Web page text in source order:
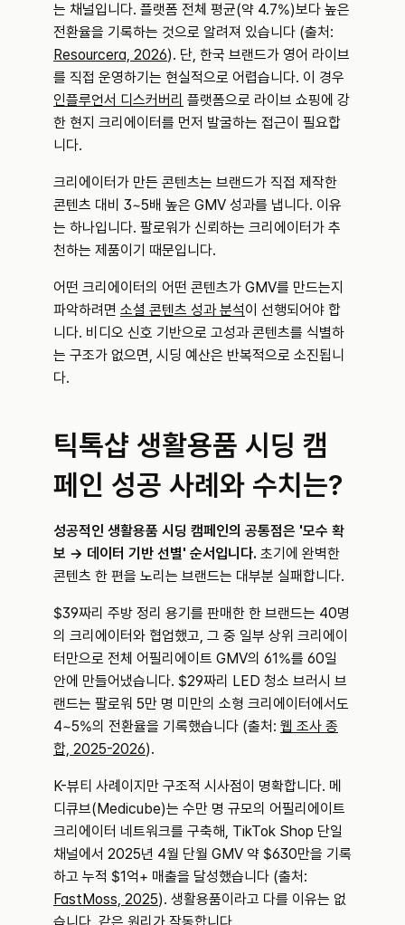
는 채널입니다. 플랫폼 전체 평균(약 4.7%)보다 높은
Resourcera, 2026). 단, 한국 브랜드가 영어 라이브
인플루언서 디스커버리 플랫폼으로 라이브 쇼핑에 강
한 현지 크리에이터를 먼저 발굴하는 접근이 필요합
니다.
크리에이터가 만든 콘텐츠는 브랜드가 직접 제작한
콘텐츠 대비 3~5배 높은 GMV 성과를 냅니다. 이유
는 하나입니다. 팔로워가 신뢰하는 크리에이터가 추
천하는 제품이기 때문입니다.
어떤 크리에이터의 어떤 콘텐츠가 GMV를 만드는지
파악하려면 소셜 콘텐츠 성과 분석이 선행되어야 합
니다. 비디오 신호 기반으로 고성과 콘텐츠를 식별하
는 구조가 없으면, 시딩 예산은 반복적으로 소진됩니
다.
틱톡샵 생활용품 시딩 캠
페인 성공 사례와 수치는?
성공적인 생활용품 시딩 캠페인의 공통점은 '모수 확
보 → 데이터 기반 선별' 순서입니다. 초기에 완벽한
콘텐츠 한 편을 노리는 브랜드는 대부분 실패합니다.
$39짜리 주방 정리 용기를 판매한 한 브랜드는 40명
의 크리에이터와 협업했고, 그 중 일부 상위 크리에이
터만으로 전체 어필리에이트 GMV의 61%를 60일
안에 만들어냈습니다. $29짜리 LED 청소 브러시 브
랜드는 팔로워 5만 명 미만의 소형 크리에이터에서도
4~5%의 전환율을 기록했습니다 (출처: 웹 조사 종
합, 2025-2026).
K-뷰티 사례이지만 구조적 시사점이 명확합니다. 메
디큐브(Medicube)는 수만 명 규모의 어필리에이트
크리에이터 네트워크를 구축해, TikTok Shop 단일
채널에서 2025년 4월 단월 GMV 약 $630만을 기록
FastMoss, 2025). 생활용품이라고 다를 이유는 없